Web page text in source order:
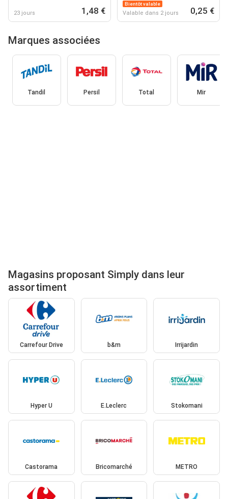
23 jours 1,48 €
Bientôt valable
Valable dans 2 jours 0,25 €
Marques associées
Tandil Persil Total Mir
Magasins proposant Simply dans leur
assortiment
Carrefour Drive b&m Irrijardin
Hyper U E.Leclerc Stokomani
Castorama Bricomarché METRO